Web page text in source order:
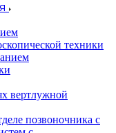
техники
вертлужной
позвоночника с